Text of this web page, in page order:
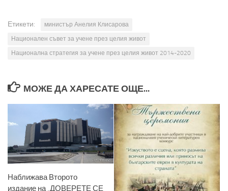
Етикети:
министър Анелия Клисарова
Национален съвет за учене през целия живот
Национална стратегия за учене през целия живот 2014-2020
МОЖЕ ДА ХАРЕСАТЕ ОЩЕ...
Наближава Второто
издание на „ДОВЕРЕТЕ СЕ